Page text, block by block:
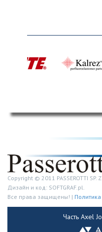
Copyright © 2011 PASSEROTTI SP. Z
Дизайн и код: SOFTGRAF.pl.
Все права защищены! |
Часть Axel